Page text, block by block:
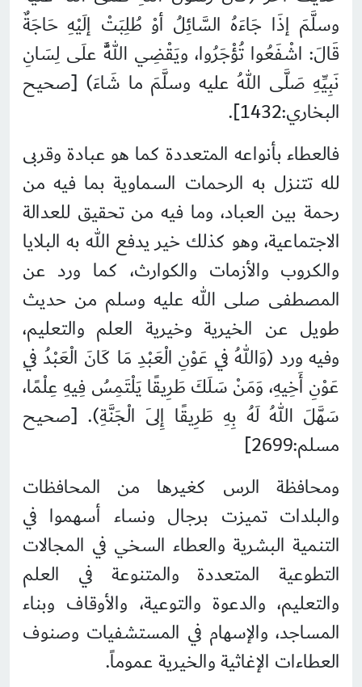
وسلَّمَ إذَا جَاءَهُ السَّائِلُ أوْ طُلِبَتْ إلَيْهِ حَاجَةٌ
قَالَ: اشْفَعُوا تُؤْجَرُوا، ويَقْضِي اللَّهُ علَى لِسَانِ
نَبِيِّهِ صَلَّى اللهُ عليه وسلَّمَ ما شَاءَ) [صحيح
البخاري:1432].
فالعطاء بأنواعه المتعددة كما هو عبادة وقربى
لله تتنزل به الرحمات السماوية بما فيه من
رحمة بين العباد، وما فيه من تحقيق للعدالة
الاجتماعية، وهو كذلك خير يدفع الله به البلايا
والكروب والأزمات والكوارث، كما ورد عن
المصطفى صلى الله عليه وسلم من حديث
طويل عن الخيرية وخيرية العلم والتعليم،
وفيه ورد (وَاللهُ فِي عَوْنِ الْعَبْدِ مَا كَانَ الْعَبْدُ فِي
عَوْنِ أَخِيهِ، وَمَنْ سَلَكَ طَرِيقًا يَلْتَمِسُ فِيهِ عِلْمًا،
سَهَّلَ اللهُ لَهُ بِهِ طَرِيقًا إِلَى الْجَنَّةِ). [صحيح
مسلم:2699]
ومحافظة الرس كغيرها من المحافظات
والبلدات تميزت برجال ونساء أسهموا في
التنمية البشرية والعطاء السخي في المجالات
التطوعية المتعددة والمتنوعة في العلم
والتعليم، والدعوة والتوعية، والأوقاف وبناء
المساجد، والإسهام في المستشفيات وصنوف
العطاءات الإغاثية والخيرية عموماً.